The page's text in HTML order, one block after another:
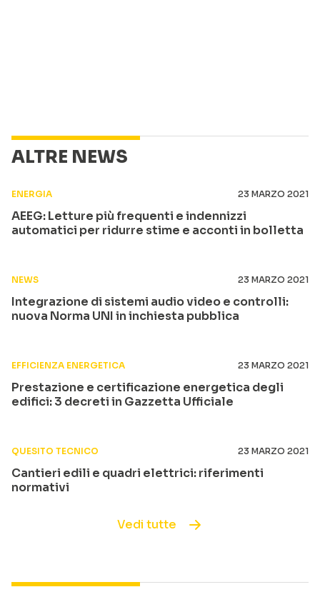
ALTRE NEWS
ENERGIA 23 MARZO 2021
AEEG: Letture più frequenti e indennizzi
automatici per ridurre stime e acconti in bolletta
NEWS 23 MARZO 2021
Integrazione di sistemi audio video e controlli:
nuova Norma UNI in inchiesta pubblica
EFFICIENZA ENERGETICA 23 MARZO 2021
Prestazione e certificazione energetica degli
edifici: 3 decreti in Gazzetta Ufficiale
QUESITO TECNICO 23 MARZO 2021
Cantieri edili e quadri elettrici: riferimenti
normativi
Vedi tutte